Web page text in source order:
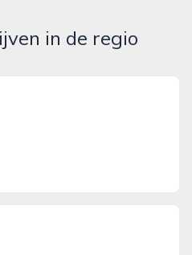
in de regio